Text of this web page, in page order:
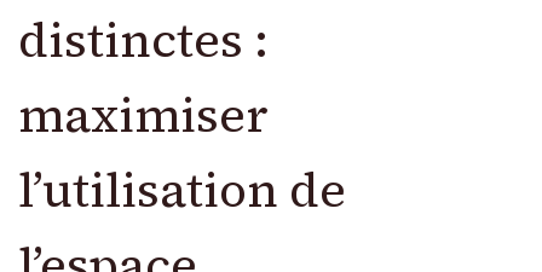
distinctes :
maximiser
l’utilisation de